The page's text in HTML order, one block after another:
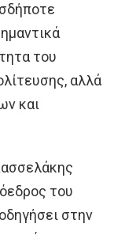
του
αλλά
και
του
στην